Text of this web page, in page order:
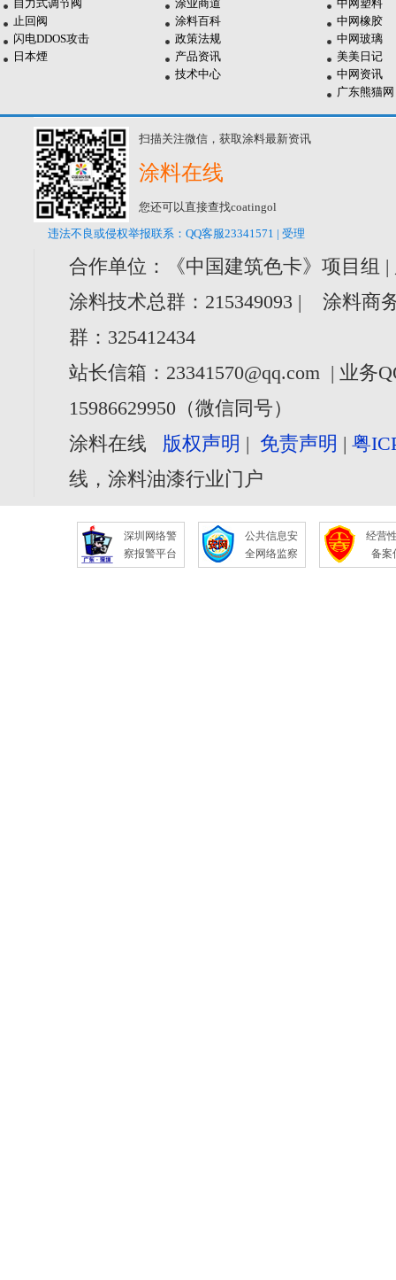
自力式调节阀
止回阀
闪电DDOS攻击
日本煙
涂业商道
涂料百科
政策法规
产品资讯
技术中心
中网塑料
中网橡胶
中网玻璃
美美日记
中网资讯
广东熊猫网
扫描关注微信，获取涂料最新资讯
涂料在线
您还可以直接查找coatingol
违法不良或侵权举报联系：QQ客服23341571 | 受理
合作单位：《中国建筑色卡》项目组
涂料技术总群：215349093 | 涂料商
群：325412434
站长信箱：23341570@qq.com | 业务
15986629950（微信同号）
涂料在线 版权声明 | 免责声明 |粤
线，涂料油漆行业门户
深圳网络警
察报警平台
公共信息安
全网络监察
经营
备案